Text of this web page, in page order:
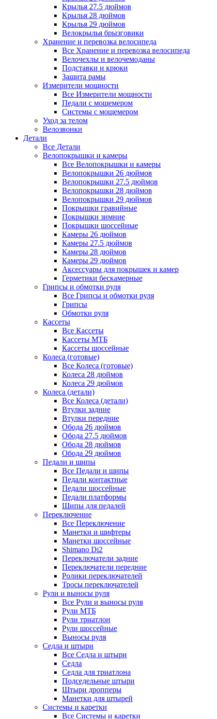
Крылья 27.5 дюймов
Крылья 28 дюймов
Крылья 29 дюймов
Велокрылья брызговики
Хранение и перевозка велосипеда
Все Хранение и перевозка велосипеда
Велочехлы и велочемоданы
Подставки и крюки
Защита рамы
Измерители мощности
Все Измерители мощности
Педали с мощемером
Системы с мощемером
Уход за телом
Велозвонки
Детали
Все Детали
Велопокрышки и камеры
Все Велопокрышки и камеры
Велопокрышки 26 дюймов
Велопокрышки 27.5 дюймов
Велопокрышки 28 дюймов
Велопокрышки 29 дюймов
Покрышки гравийные
Покрышки зимние
Покрышки шоссейные
Камеры 26 дюймов
Камеры 27.5 дюймов
Камеры 28 дюймов
Камеры 29 дюймов
Аксессуары для покрышек и камер
Герметики бескамерные
Грипсы и обмотки руля
Все Грипсы и обмотки руля
Грипсы
Обмотки руля
Кассеты
Все Кассеты
Кассеты МТБ
Кассеты шоссейные
Колеса (готовые)
Все Колеса (готовые)
Колеса 28 дюймов
Колеса 29 дюймов
Колеса (детали)
Все Колеса (детали)
Втулки задние
Втулки передние
Обода 26 дюймов
Обода 27.5 дюймов
Обода 28 дюймов
Обода 29 дюймов
Педали и шипы
Все Педали и шипы
Педали контактные
Педали шоссейные
Педали платформы
Шипы для педалей
Переключение
Все Переключение
Манетки и шифтеры
Манетки шоссейные
Shimano Di2
Переключатели задние
Переключатели передние
Ролики переключателей
Тросы переключателей
Рули и выносы руля
Все Рули и выносы руля
Рули МТБ
Рули триатлон
Рули шоссейные
Выносы руля
Седла и штыри
Все Седла и штыри
Седла
Седла для триатлона
Подседельные штыри
Штыри дропперы
Манетки для штырей
Системы и каретки
Все Системы и каретки